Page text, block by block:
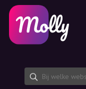
Huidverzorging
Haarverzorging
Kortingscode delen
Functies
Jobs
Over ons
Platform
Molly voor iPhone en
Molly voor Android
NL
EN